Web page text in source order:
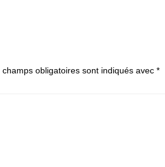
champs obligatoires sont indiqués avec *